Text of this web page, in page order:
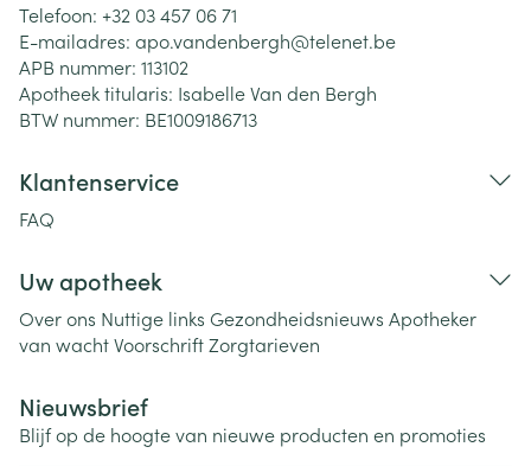
Telefoon: +32 03 457 06 71
E-mailadres: apo.vandenbergh@telenet.be
APB nummer: 113102
Apotheek titularis: Isabelle Van den Bergh
BTW nummer: BE1009186713
Klantenservice
FAQ
Uw apotheek
Over ons Nuttige links Gezondheidsnieuws Apotheker
van wachtVoorschriftZorgtarieven
Nieuwsbrief
Blijf op de hoogte van nieuwe producten en promoties